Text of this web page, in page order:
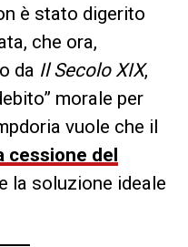
è stato digerito
che ora,
da Il Secolo XIX,
morale per
vuole che il
cessione del
la soluzione ideale